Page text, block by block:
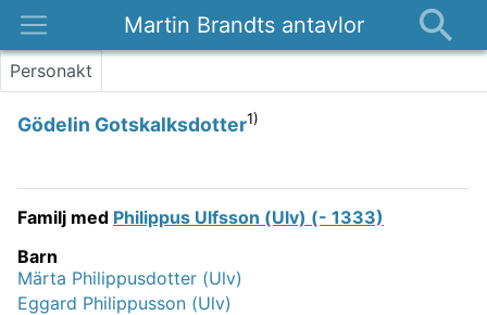
Martin Brandts antavlor
Platser
Om
Personakt
Gödelin Gotskalksdotter1)
Familj med Philippus Ulfsson (Ulv) (- 1333)
Barn
Märta Philippusdotter (Ulv)
Eggard Philippusson (Ulv)